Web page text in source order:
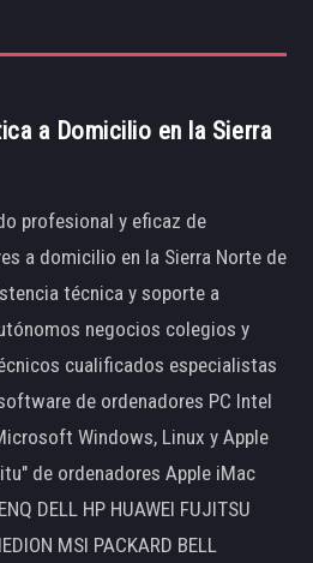
a Domicilio en la Sierra
profesional y eficaz de
a domicilio en la Sierra Norte de
técnica y soporte a
negocios colegios y
cualificados especialistas
de ordenadores PC Intel
Windows, Linux y Apple
de ordenadores Apple iMac
DELL HP HUAWEI FUJITSU
MSI PACKARD BELL